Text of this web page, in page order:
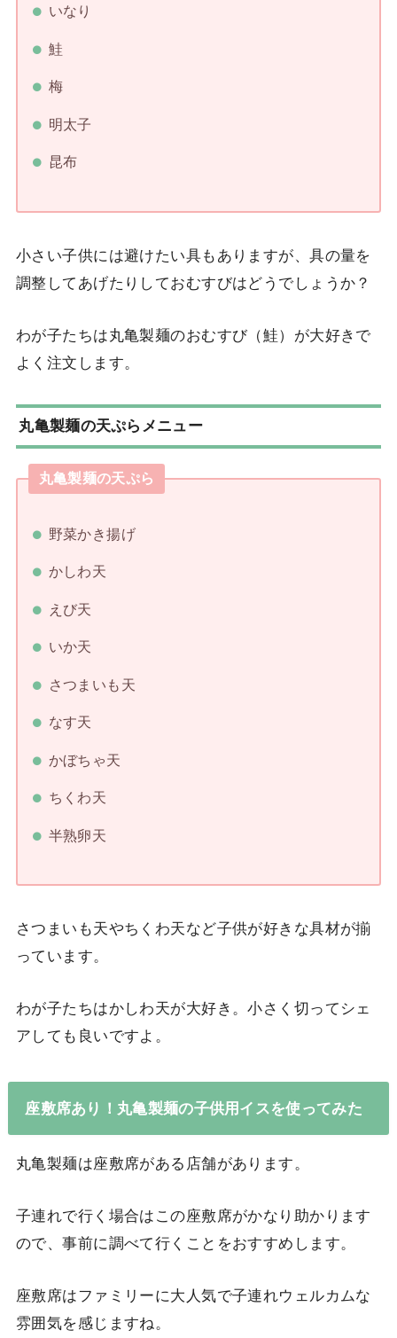
いなり
鮭
梅
明太子
昆布
小さい子供には避けたい具もありますが、具の量を
調整してあげたりしておむすびはどうでしょうか？
わが子たちは丸亀製麺のおむすび（鮭）が大好きで
よく注文します。
丸亀製麺の天ぷらメニュー
丸亀製麺の天ぷら
野菜かき揚げ
かしわ天
えび天
いか天
さつまいも天
なす天
かぼちゃ天
ちくわ天
半熟卵天
さつまいも天やちくわ天など子供が好きな具材が揃
っています。
わが子たちはかしわ天が大好き。小さく切ってシェ
アしても良いですよ。
座敷席あり！丸亀製麺の子供用イスを使ってみた
丸亀製麺は座敷席がある店舗があります。
子連れで行く場合はこの座敷席がかなり助かります
ので、事前に調べて行くことをおすすめします。
座敷席はファミリーに大人気で子連れウェルカムな
雰囲気を感じますね。